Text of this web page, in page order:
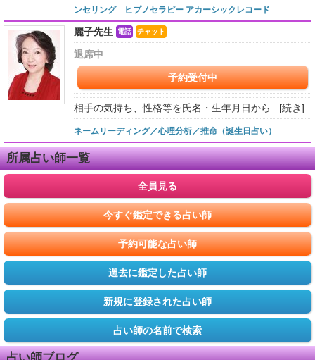
ンセリング ヒプノセラピー アカーシックレコード
麗子先生 電話 チャット
退席中
予約受付中
相手の気持ち、性格等を氏名・生年月日から... [続き]
ネームリーディング／心理分析／推命（誕生日占い）
所属占い師一覧
全員見る
今すぐ鑑定できる占い師
予約可能な占い師
過去に鑑定した占い師
新規に登録された占い師
占い師の名前で検索
占い師ブログ